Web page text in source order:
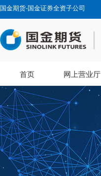
国金期货-国金证券全资子公司
首页 网上营业厅